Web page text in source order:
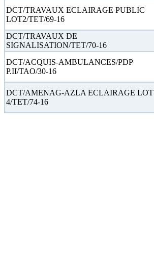
DCT/TRAVAUX ECLAIRAGE PUBLIC
LOT2/TET/69-16
DCT/TRAVAUX DE
SIGNALISATION/TET/70-16
DCT/ACQUIS-AMBULANCES/PDP
P.II/TAO/30-16
DCT/AMENAG-AZLA ECLAIRAGE LOT
4/TET/74-16